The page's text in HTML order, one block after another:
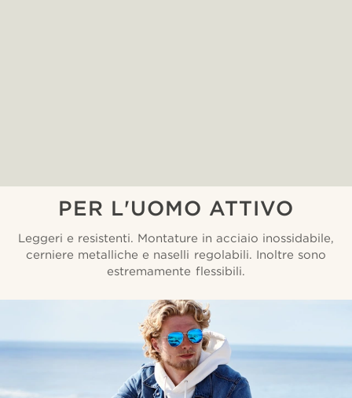
PER L'UOMO ATTIVO
Leggeri e resistenti. Montature in acciaio inossidabile,
cerniere metalliche e naselli regolabili. Inoltre sono
estremamente flessibili.